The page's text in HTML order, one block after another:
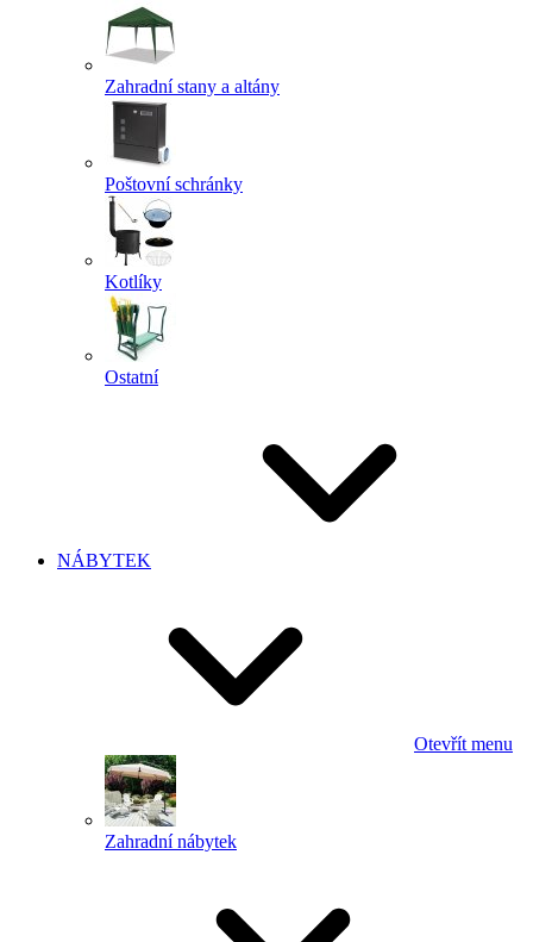
Zahradní stany a altány
Poštovní schránky
Kotlíky
Ostatní
NÁBYTEK
Otevřít menu
Zahradní nábytek